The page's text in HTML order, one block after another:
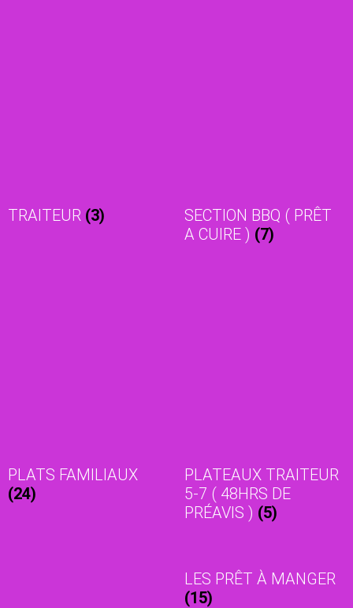
TRAITEUR (3)
SECTION BBQ ( PRÊT
A CUIRE ) (7)
PLATS FAMILIAUX
(24)
PLATEAUX TRAITEUR
5-7 ( 48HRS DE
PRÉAVIS ) (5)
LES PRÊT À MANGER
(15)